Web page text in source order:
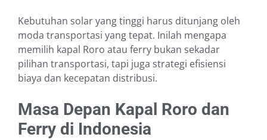
Kebutuhan solar yang tinggi harus ditunjang oleh
moda transportasi yang tepat. Inilah mengapa
memilih kapal Roro atau ferry bukan sekadar
pilihan transportasi, tapi juga strategi efisiensi
biaya dan kecepatan distribusi.
Masa Depan Kapal Roro dan
Ferry di Indonesia